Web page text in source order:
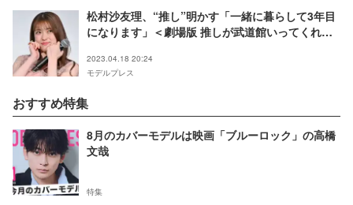
松村沙友理、“推し”明かす「一緒に暮らして3年目
になります」＜劇場版 推しが武道館いってくれた
2023.04.18 20:24
モデルプレス
おすすめ特集
8月のカバーモデルは映画「ブルーロック」の高橋
文哉
特集